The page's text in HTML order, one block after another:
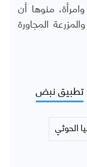
منوها أن
المجاورة
تطبيق نبض
الحوثي